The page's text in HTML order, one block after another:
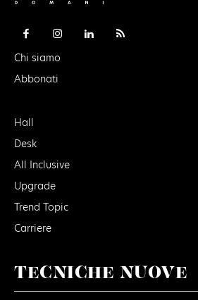
Chi siamo
Abbonati
Hall
Desk
All Inclusive
Upgrade
Trend Topic
Carriere
TECNICHE NUOVE